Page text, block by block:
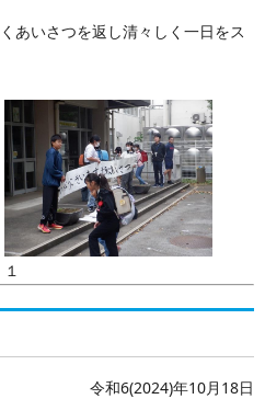
あいさつを返し清々しく一日をス
１
令和6(2024)年10月18日